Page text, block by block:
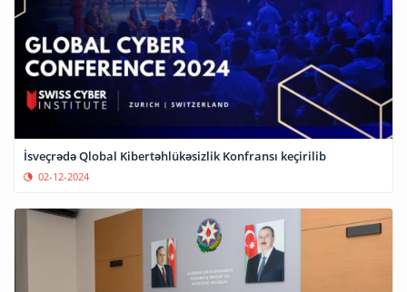
İsveçrədə Qlobal Kibertəhlükəsizlik Konfransı keçirilib
02-12-2024